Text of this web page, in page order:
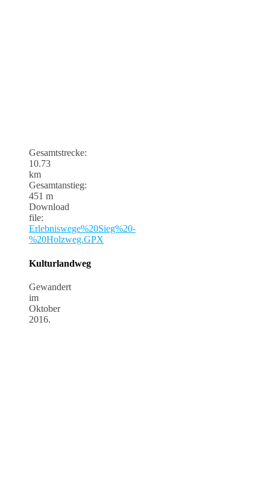
Gesamtstrecke:
10.73
km
Gesamtanstieg:
451 m
Download
file:
Erlebniswege%20Sieg%20-
%20Holzweg.GPX
Kulturlandweg
Gewandert
im
Oktober
2016.